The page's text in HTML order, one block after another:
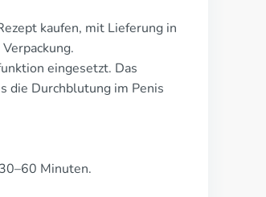
kaufen, mit Lieferung in
eingesetzt. Das
die Durchblutung im Penis
Minuten.